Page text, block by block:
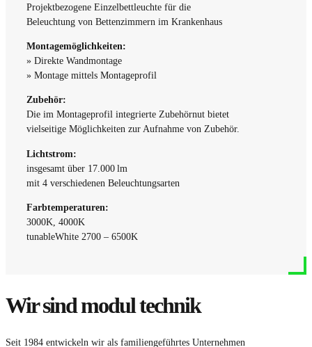
Projektbezogene Einzelbettleuchte für die
Beleuchtung von Bettenzimmern im Krankenhaus
Montagemöglichkeiten:
» Direkte Wandmontage
» Montage mittels Montageprofil
Zubehör:
Die im Montageprofil integrierte Zubehörnut bietet
vielseitige Möglichkeiten zur Aufnahme von Zubehör.
Lichtstrom:
insgesamt über 17.000 lm
mit 4 verschiedenen Beleuchtungsarten
Farbtemperaturen:
3000K, 4000K
tunableWhite 2700 – 6500K
Wir sind modul technik
Seit 1984 entwickeln wir als familiengeführtes Unternehmen